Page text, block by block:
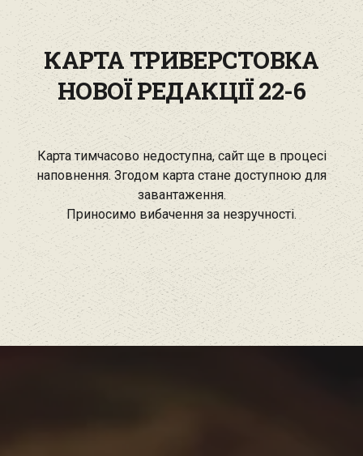
КАРТА ТРИВЕРСТОВКА
НОВОЇ РЕДАКЦІЇ 22-6
Карта тимчасово недоступна, сайт ще в процесі
наповнення. Згодом карта стане доступною для
завантаження.
Приносимо вибачення за незручності.